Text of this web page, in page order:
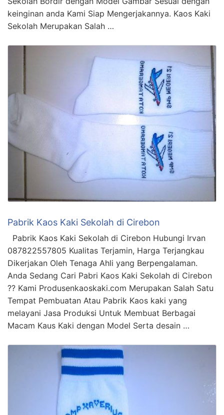
keinginan anda Kami Siap Mengerjakannya. Kaos Kaki
Sekolah Merupakan Salah …
Pabrik Kaos Kaki Sekolah di Cirebon
Pabrik Kaos Kaki Sekolah di Cirebon Hubungi Irvan
087822557805 Kualitas Terjamin, Harga Terjangkau
Dikerjakan Oleh Tenaga Ahli yang Berpengalaman.
Anda Sedang Cari Pabri Kaos Kaki Sekolah di Cirebon
?? Kami Produsenkaoskaki.com Merupakan Salah Satu
Tempat Pembuatan Atau Pabrik Kaos kaki yang
melayani Jasa Produksi Untuk Membuat Berbagai
Macam Kaus Kaki dengan Model Serta desain …